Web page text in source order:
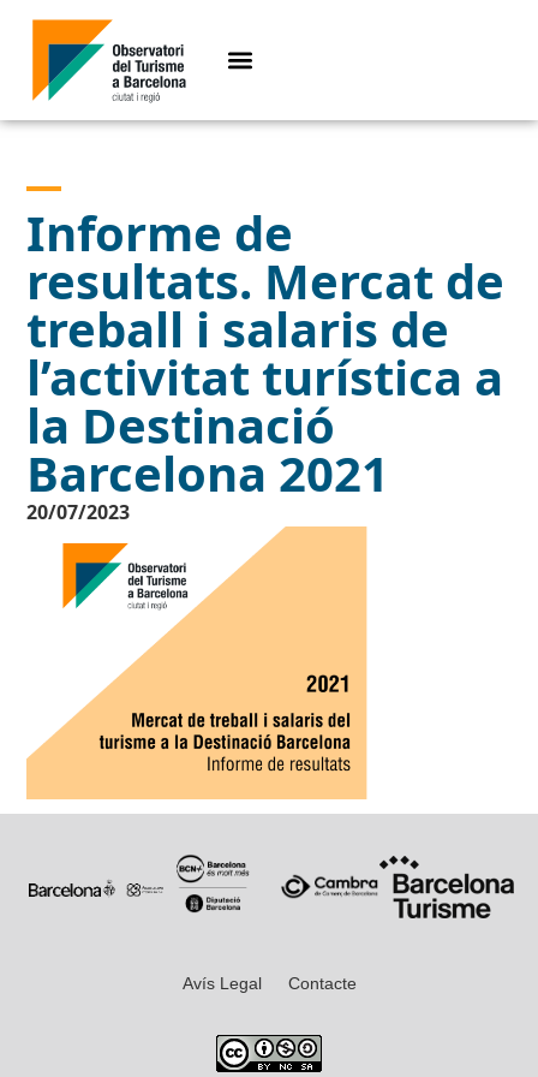
Informe de
resultats. Mercat de
treball i salaris de
l’activitat turística a
la Destinació
Barcelona 2021
20/07/2023
Avís Legal Contacte